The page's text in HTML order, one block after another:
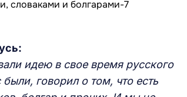
идею в свое время русского
говорил о том, что есть